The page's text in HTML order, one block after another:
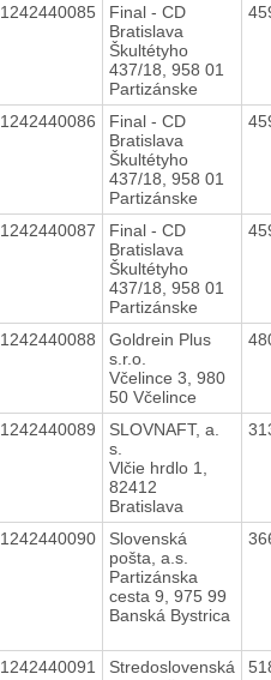
1242440085
Final - CD
Bratislava
Škultétyho
437/18, 958 01
Partizánske
1242440086
Final - CD
Bratislava
Škultétyho
437/18, 958 01
Partizánske
1242440087
Final - CD
Bratislava
Škultétyho
437/18, 958 01
Partizánske
1242440088
Goldrein Plus
s.r.o.
Včelince 3, 980
50 Včelince
1242440089
SLOVNAFT, a.
s.
Vlčie hrdlo 1,
82412
Bratislava
1242440090
Slovenská
pošta, a.s.
Partizánska
cesta 9, 975 99
Banská Bystrica
1242440091
Stredoslovenská